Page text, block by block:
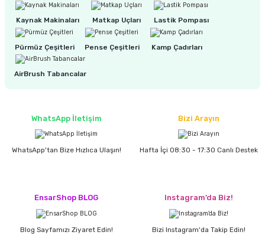
Kaynak Makinaları Matkap Uçları Lastik Pompası
Pürmüz Çeşitleri Pense Çeşitleri Kamp Çadırları
AirBrush Tabancalar
WhatsApp İletişim
WhatsApp'tan Bize Hızlıca Ulaşın!
Bizi Arayın
Hafta İçi 08:30 - 17:30 Canlı Destek
EnsarShop BLOG
Blog Sayfamızı Ziyaret Edin!
Instagram’da Biz!
Bizi Instagram'da Takip Edin!